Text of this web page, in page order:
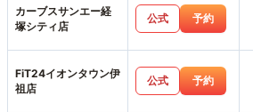
カーブスサンエー経
塚シティ店
公式 予約
FiT24イオンタウン伊
祖店
公式 予約